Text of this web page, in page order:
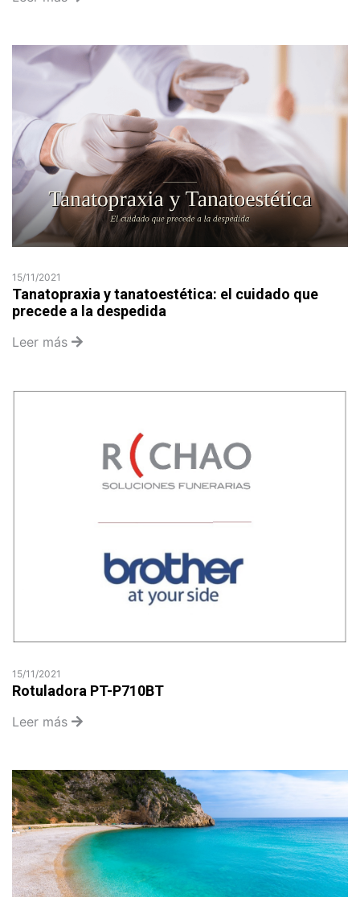
15/11/2021
Tanatopraxia y tanatoestética: el cuidado que
precede a la despedida
Leer más
15/11/2021
Rotuladora PT-P710BT
Leer más